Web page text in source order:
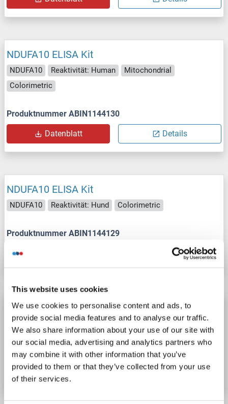
This website uses cookies
We use cookies to personalise content and ads, to
provide social media features and to analyse our traffic.
We also share information about your use of our site with
our social media, advertising and analytics partners who
may combine it with other information that you’ve
provided to them or that they’ve collected from your use
of their services.
NDUFA10 ELISA Kit
NDUFA10 Reaktivität: Human
Mitochondrial
Colorimetric
Produktnummer ABIN1144130
Datenblatt Details
NDUFA10 ELISA Kit
NDUFA10 Reaktivität: Hund Colorimetric
Produktnummer ABIN1144129
Details
NDUFA10 ELISA Kit
NDUFA10 Mitochondrial
Produktnummer ABIN1144131
Datenblatt Details